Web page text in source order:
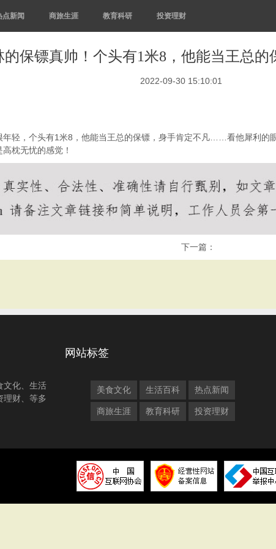
点新闻 商旅生涯 教育科研 投资理财
的保镖真帅！个头有1米8，他能当王总的
2022-09-30 15:10:01
年轻，个头有1米8，他能当王总的保镖，身手肯定不凡……看他犀利
枕无忧的感觉！
下一篇：
文化、生活
理财、等多
网站标签
美食文化 生活百科 热点新闻
商旅生涯 教育科研 投资理财